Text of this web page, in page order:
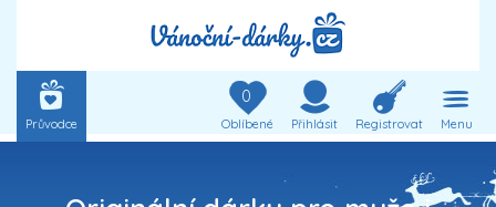
Průvodce
0
Oblíbené Přihlásit Registrovat Menu